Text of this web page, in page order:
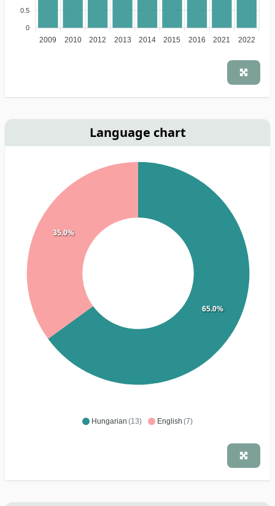
0.5
0
2009 2010 2012 2013 2014 2015 2016 2021 2022
Language chart
Hungarian (13) English (7)
65.0%
35.0%